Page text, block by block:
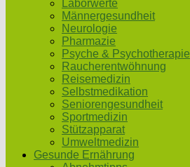
Laborwerte
Männergesundheit
Neurologie
Pharmazie
Psyche & Psychotherapie
Raucherentwöhnung
Reisemedizin
Selbstmedikation
Seniorengesundheit
Sportmedizin
Stützapparat
Umweltmedizin
Gesunde Ernährung